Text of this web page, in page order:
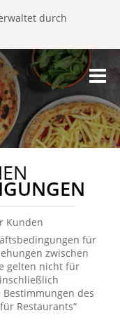
durch
Kunden
für
zwischen
gelten nicht für
des
Restaurants“